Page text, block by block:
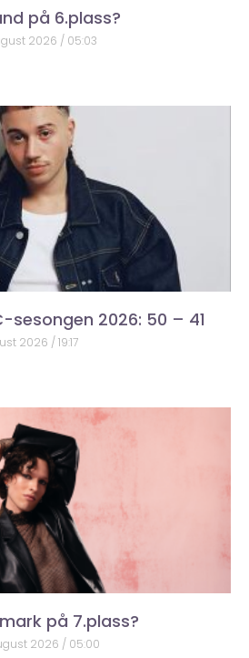
på 6.plass?
2026 05:03
sesongen 2026: 50 – 41
2026 19:17
på 7.plass?
2026 05:00